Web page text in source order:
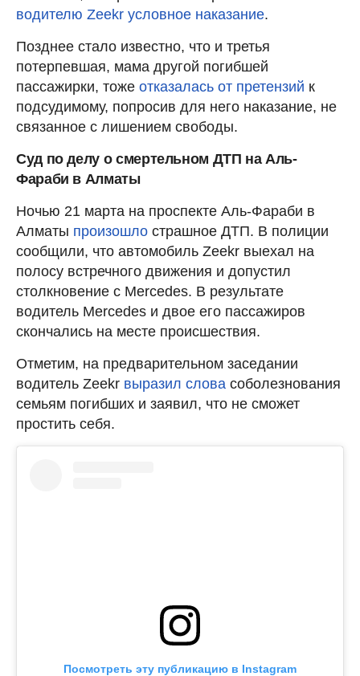
водителю Zeekr условное наказание.
Позднее стало известно, что и третья
потерпевшая, мама другой погибшей
пассажирки, тоже отказалась от претензий к
подсудимому, попросив для него наказание, не
связанное с лишением свободы.
Суд по делу о смертельном ДТП на Аль-
Фараби в Алматы
Ночью 21 марта на проспекте Аль-Фараби в
Алматы произошло страшное ДТП. В полиции
сообщили, что автомобиль Zeekr выехал на
полосу встречного движения и допустил
столкновение с Mercedes. В результате
водитель Mercedes и двое его пассажиров
скончались на месте происшествия.
Отметим, на предварительном заседании
водитель Zeekr выразил слова соболезнования
семьям погибших и заявил, что не сможет
простить себя.
Посмотреть эту публикацию в Instagram